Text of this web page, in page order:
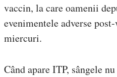
vaccin, la care oamenii
evenimentele adverse
miercuri.
Când apare ITP, sângele